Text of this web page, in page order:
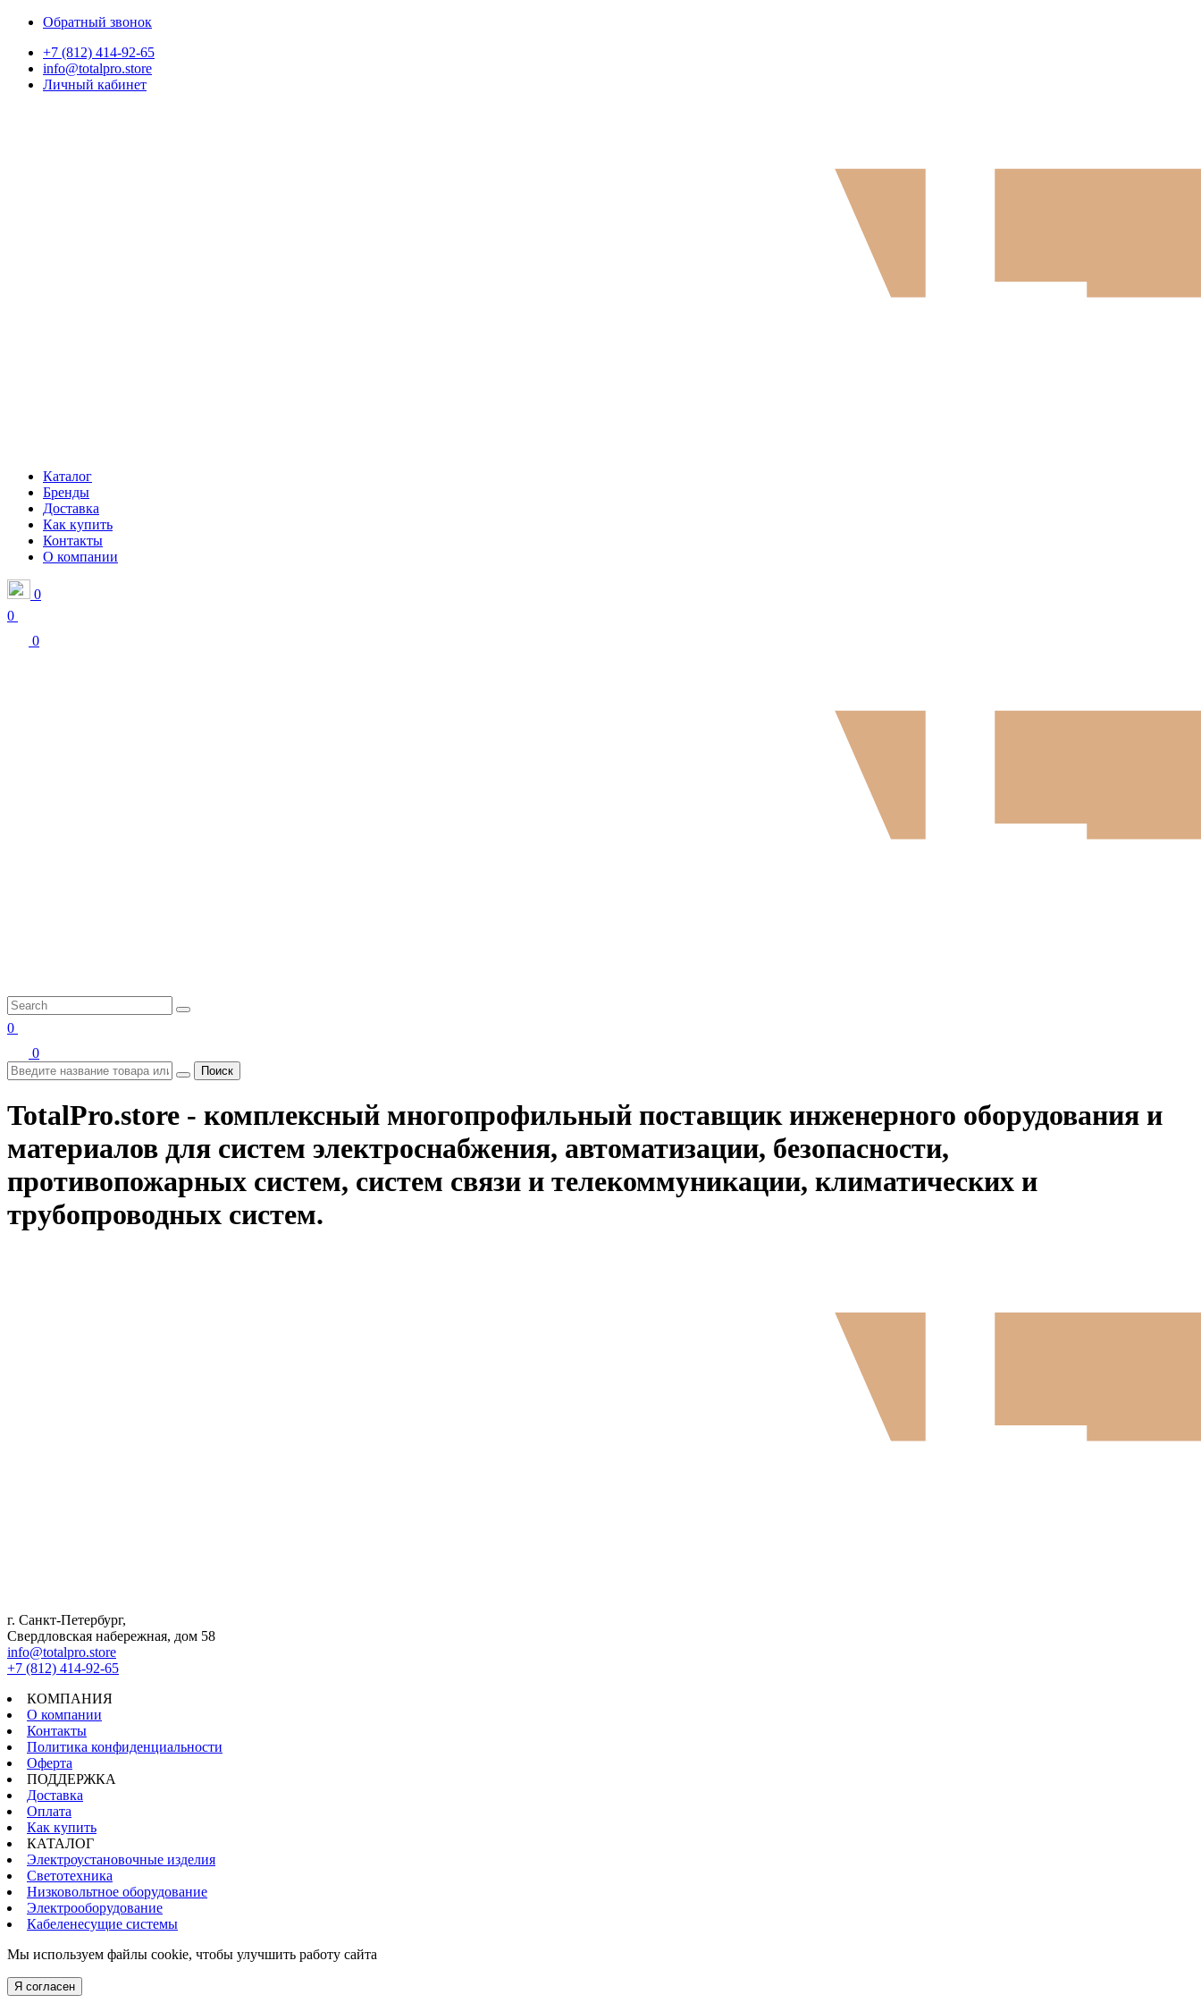
Обратный звонок
+7 (812) 414-92-65
info@totalpro.store
Личный кабинет
Каталог
Бренды
Доставка
Как купить
Контакты
О компании
0
0
0
0
0
Поиск
TotalPro.store - комплексный многопрофильный поставщик инженерного оборудования и
материалов для систем электроснабжения, автоматизации, безопасности,
противопожарных систем, систем связи и телекоммуникации, климатических и
трубопроводных систем.
г. Санкт-Петербург,
Свердловская набережная, дом 58
info@totalpro.store
+7 (812) 414-92-65
КОМПАНИЯ
О компании
Контакты
Политика конфиденциальности
Оферта
ПОДДЕРЖКА
Доставка
Оплата
Как купить
КАТАЛОГ
Электроустановочные изделия
Светотехника
Низковольтное оборудование
Электрооборудование
Кабеленесущие системы
Мы используем файлы cookie, чтобы улучшить работу сайта
Я согласен